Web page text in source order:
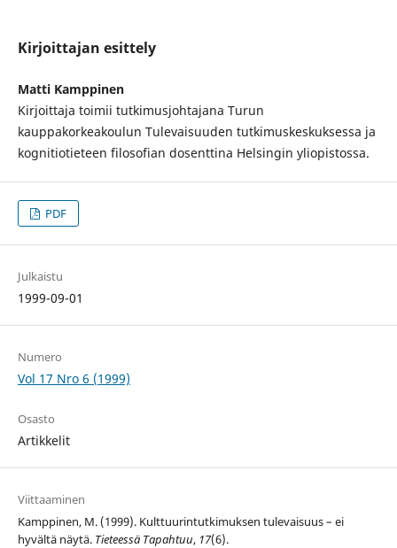
Kirjoittajan esittely
Matti Kamppinen
Kirjoittaja toimii tutkimusjohtajana Turun
kauppakorkeakoulun Tulevaisuuden tutkimuskeskuksessa ja
kognitiotieteen filosofian dosenttina Helsingin yliopistossa.
PDF
Julkaistu
1999-09-01
Numero
Vol 17 Nro 6 (1999)
Osasto
Artikkelit
Viittaaminen
Kamppinen, M. (1999). Kulttuurintutkimuksen tulevaisuus – ei
hyvältä näytä. Tieteessä Tapahtuu, 17(6).